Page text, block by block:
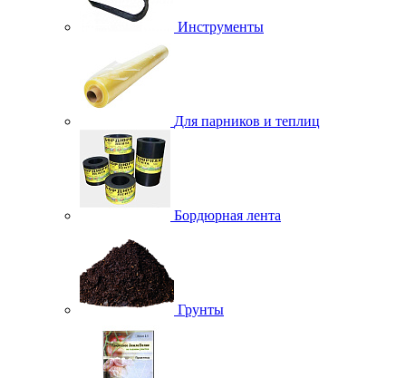
Инструменты
Для парников и теплиц
Бордюрная лента
Грунты